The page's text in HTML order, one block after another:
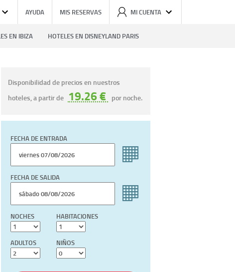
AYUDA MIS RESERVAS MI CUENTA
EN IBIZA HOTELES EN DISNEYLAND PARIS
Disponibilidad de precios en nuestros
hoteles, a partir de 19.26 € por noche.
FECHA DE ENTRADA
FECHA DE SALIDA
NOCHES HABITACIONES
ADULTOS NIÑOS